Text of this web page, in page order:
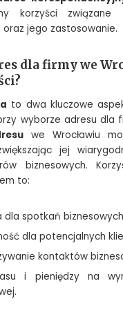
korzyści związane
jego zastosowanie.
dla firmy we
to dwa kluczowe
wyborze adresu dla
we Wrocławiu
jej
biznesowych.
to:
dla spotkań
dla potencjalnych
kontaktów
i pieniędzy na